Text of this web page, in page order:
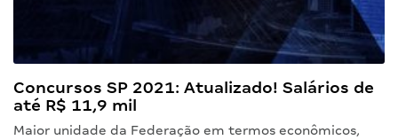
Concursos SP 2021: Atualizado! Salários de
até R$ 11,9 mil
Maior unidade da Federação em termos econômicos,